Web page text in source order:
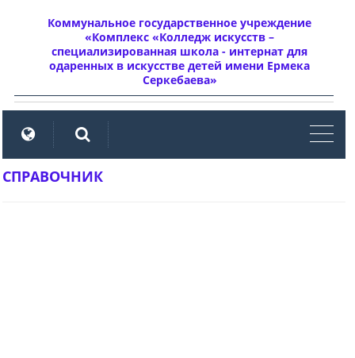
Коммунальное государственное учреждение
«Комплекс «Колледж искусств –
специализированная школа - интернат для
одаренных в искусстве детей имени Ермека
Серкебаева»
СПРАВОЧНИК